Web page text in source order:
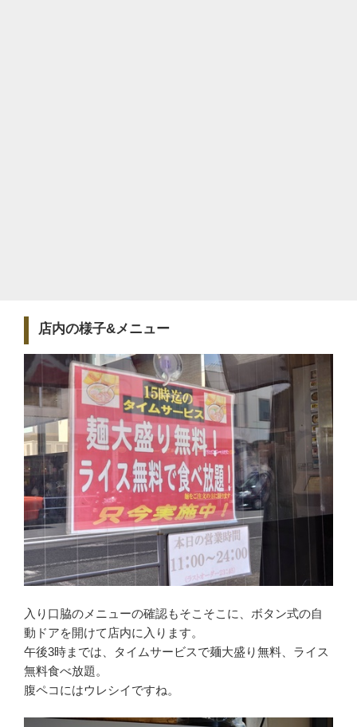
店内の様子&メニュー
入り口脇のメニューの確認もそこそこに、ボタン式の自
動ドアを開けて店内に入ります。
午後3時までは、タイムサービスで麺大盛り無料、ライス
無料食べ放題。
腹ペコにはウレシイですね。